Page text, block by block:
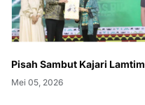
Pisah Sambut Kajari Lamtim
Mei 05, 2026